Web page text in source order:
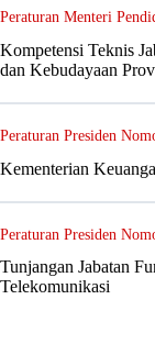
Peraturan Menteri
Kompetensi Teknis
dan Kebudayaan
Peraturan Presiden
Kementerian
Peraturan Presiden
Tunjangan Jabatan
Telekomunikasi